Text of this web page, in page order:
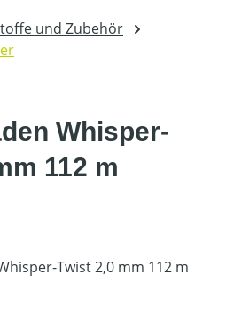
und Zubehör
Whisper-
112 m